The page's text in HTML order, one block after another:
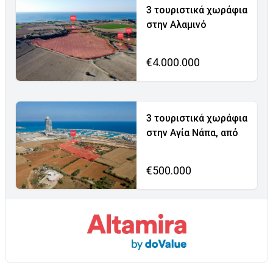
3 τουριστικά χωράφια
στην Αλαμινό
€4.000.000
3 τουριστικά χωράφια
στην Αγία Νάπα, από
€500.000